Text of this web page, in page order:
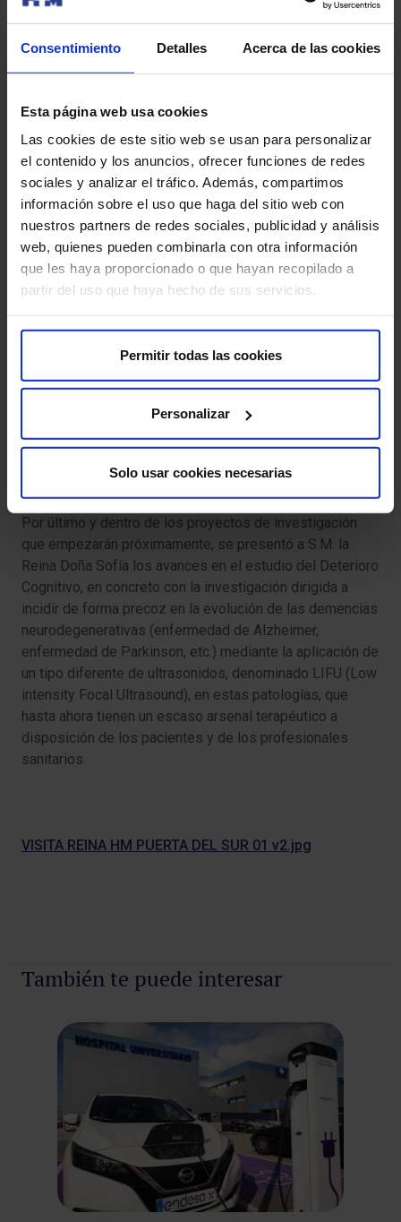
Consentimiento Detalles Acerca de las cookies
Esta página web usa cookies
Las cookies de este sitio web se usan para personalizar
el contenido y los anuncios, ofrecer funciones de redes
sociales y analizar el tráfico. Además, compartimos
información sobre el uso que haga del sitio web con
nuestros partners de redes sociales, publicidad y análisis
web, quienes pueden combinarla con otra información
que les haya proporcionado o que hayan recopilado a
partir del uso que haya hecho de sus servicios.
Permitir todas las cookies
Personalizar
Solo usar cookies necesarias
Además, se realizan estudios funcionales de RM para
determinar con exactitud las regiones afectadas, lo que
permite desarrollar el tratamiento por HIFU con gran
precisión.
Por otra parte, S. M. la Reina Doña Sofía visitó el
laboratorio de Neurofisiología, donde se aplican la
Estimulación Magnética Transcraneal y la
Magnetocéutica para el tratamiento de alteraciones
motoras y conductuales, y conversó con los
investigadores en Neurociencias básicas sobre los
estudios en el origen de la neurodegeneración.
María Ángeles Pérez, director y gerente del CIBERNED
(Centro de Investigación Biomédica en Red de
Enfermedades Neurodegenerativas) en el que están
investigación y actividades de la Fundación Reina Sofía.
Por último y dentro de los proyectos de investigación
que empezarán próximamente, se presentó a S.M. la
Reina Doña Sofía los avances en el estudio del Deterioro
Cognitivo, en concreto con la investigación dirigida a
incidir de forma precoz en la evolución de las demencias
neurodegenerativas (enfermedad de Alzheimer,
enfermedad de Parkinson, etc.) mediante la aplicación de
un tipo diferente de ultrasonidos, denominado LIFU (Low
intensity Focal Ultrasound), en estas patologías, que
hasta ahora tienen un escaso arsenal terapéutico a
disposición de los pacientes y de los profesionales
sanitarios.
VISITA REINA HM PUERTA DEL SUR 01 v2.jpg
También te puede interesar